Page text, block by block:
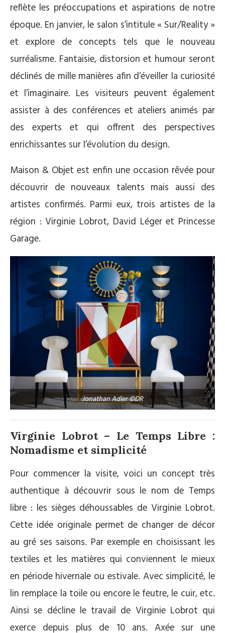
reflète les préoccupations et aspirations de notre
époque. En janvier, le salon s’intitule « Sur/Reality »
et explore de concepts tels que le nouveau
surréalisme. Fantaisie, distorsion et humour seront
déclinés de mille manières afin d’éveiller la curiosité
et l’imaginaire. Les visiteurs peuvent également
assister à des conférences et ateliers animés par
des experts et qui offrent des perspectives
enrichissantes sur l’évolution du design.
Maison & Objet est enfin une occasion rêvée pour
découvrir de nouveaux talents mais aussi des
artistes confirmés. Parmi eux, trois artistes de la
région : Virginie Lobrot, David Léger et Princesse
Garage.
Jonathan Adler ©DR
Virginie Lobrot – Le Temps Libre :
Nomadisme et simplicité
Pour commencer la visite, voici un concept très
authentique à découvrir sous le nom de Temps
libre : les sièges déhoussables de Virginie Lobrot.
Cette idée originale permet de changer de décor
au gré ses saisons. Par exemple en choisissant les
textiles et les matières qui conviennent le mieux
en période hivernale ou estivale. Avec simplicité, le
lin remplace la toile ou encore le feutre, le cuir, etc.
Ainsi se décline le travail de Virginie Lobrot qui
exerce depuis plus de 10 ans. Axée sur une